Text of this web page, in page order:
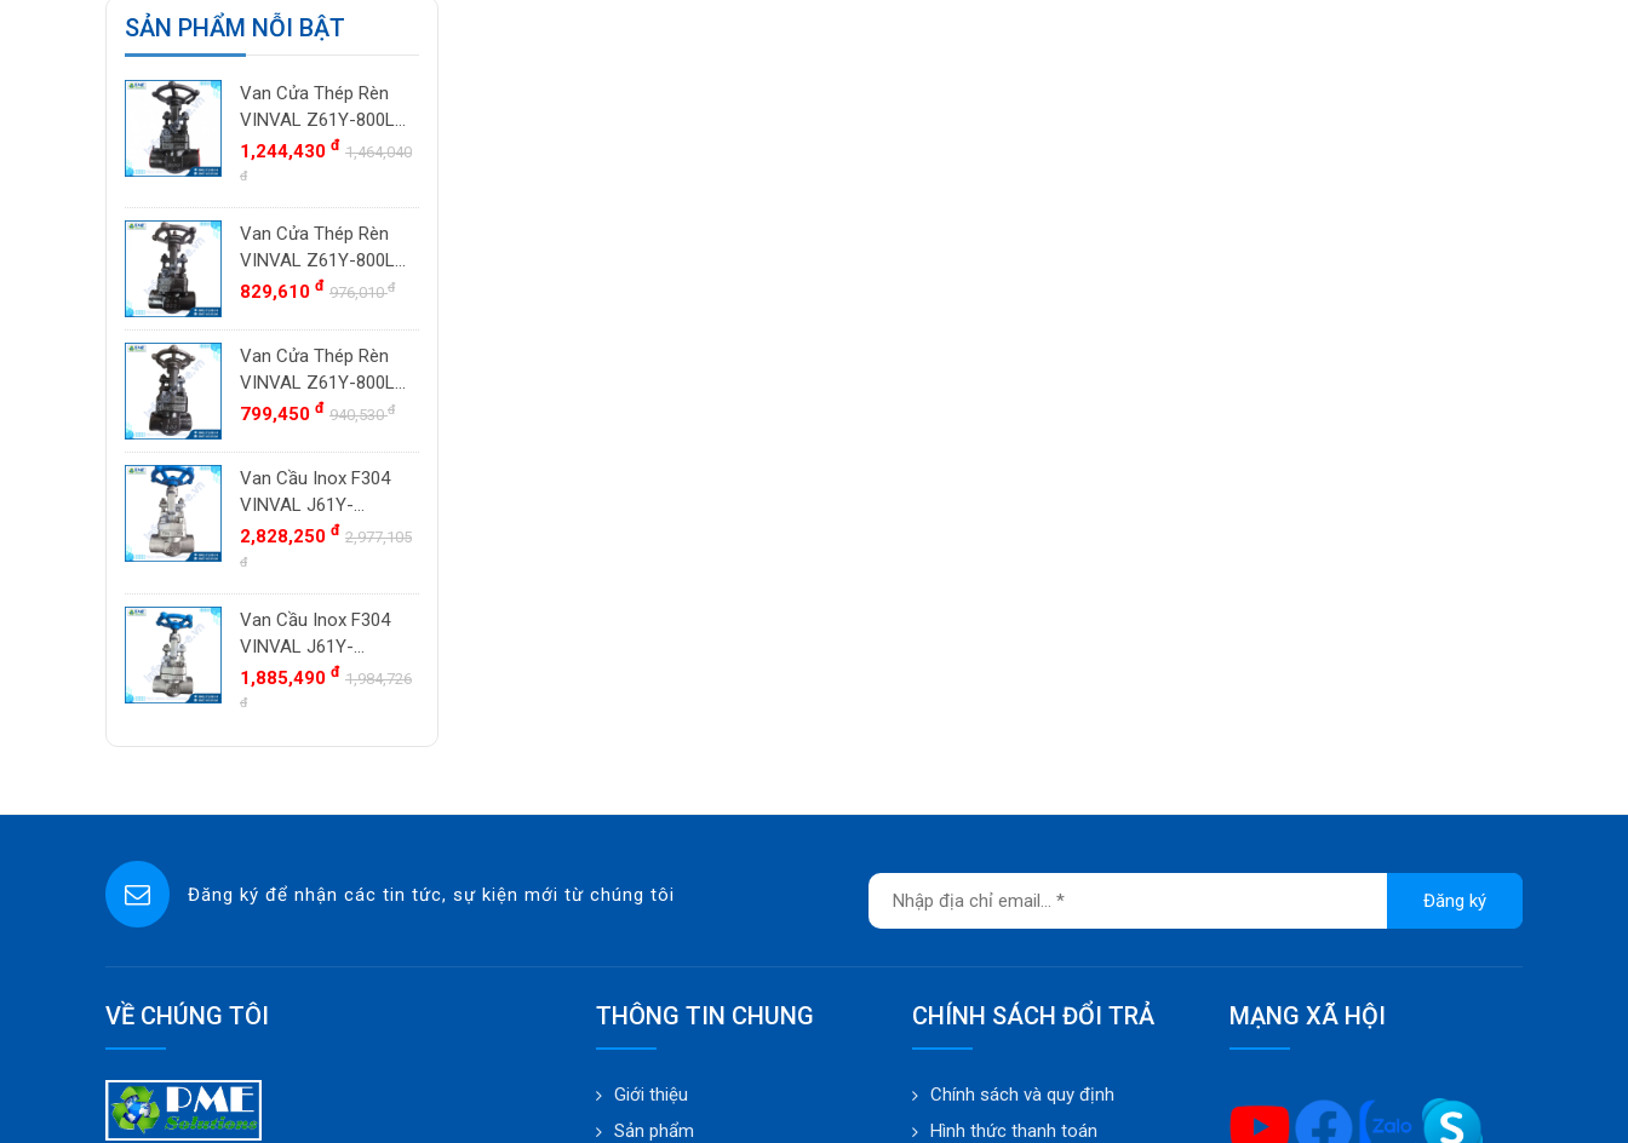
SẢN PHẨM NỖI BẬT
Van Cửa Thép Rèn
VINVAL Z61Y-800LB
DN25 (1") | Class
800#, Socket Weld
1,244,430 đ 1,464,040
đ
Van Cửa Thép Rèn
VINVAL Z61Y-800LB
DN20 (3/4") | Class
829,610 đ 976,010đ
Van Cửa Thép Rèn
VINVAL Z61Y-800LB
DN15 (1/2") | Class
799,450 đ 940,530đ
Van Cầu Inox F304
VINVAL J61Y-
800LBP DN25 (1")
Class 800 Socket
2,828,250 đ 2,977,105
đ
Van Cầu Inox F304
VINVAL J61Y-
800LBP DN20 (3/4")
Class 800 Socket
1,885,490 đ 1,984,726
đ
Đăng ký để nhận các tin tức, sự kiện mới từ chúng tôi Đăng ký
VỀ CHÚNG TÔI THÔNG TIN CHUNG
Giới thiệu
Sản phẩm
CHÍNH SÁCH ĐỔI TRẢ
Chính sách và quy định
Hình thức thanh toán
MẠNG XÃ HỘI